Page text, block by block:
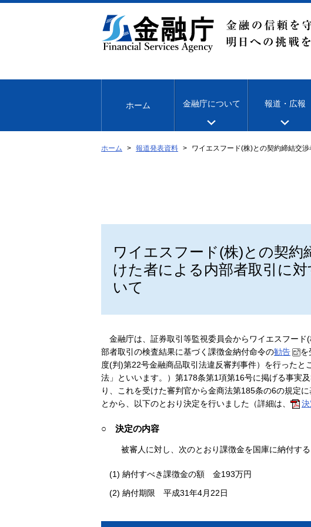
文
移
ホーム 金融庁について 報道・広報
ホーム 報道発表資料 ワイエスフード(株)との契約締結交
ワイエスフード(株)との契約
けた者による内部者取引に
いて
金融庁は、証券取引等監視委員会からワイエスフー
部者取引の検査結果に基づく課徴金納付命令の勧告
を
度(判)第22号金融商品取引法違反審判事件）を行った
法」といいます。）第178条第1項第16号に掲げる事実
り、これを受けた審判官から金商法第185条の6の規定
とから、以下のとおり決定を行いました（詳細は、
決
○ 決定の内容
被審人に対し、次のとおり課徴金を国庫に納付する
(1) 納付すべき課徴金の額 金193万円
(2) 納付期限 平成31年4月22日